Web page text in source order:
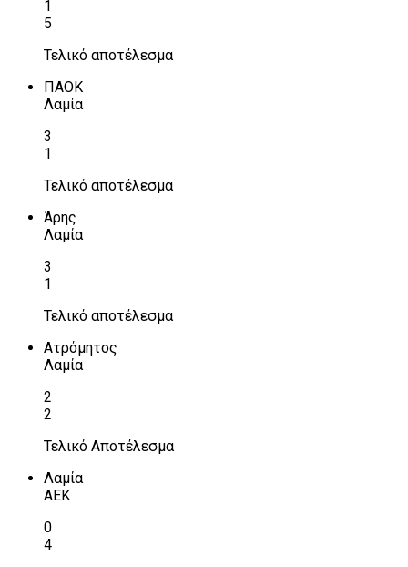
1
5
Τελικό αποτέλεσμα
ΠΑΟΚ
Λαμία
3
1
Τελικό αποτέλεσμα
Άρης
Λαμία
3
1
Τελικό αποτέλεσμα
Ατρόμητος
Λαμία
2
2
Τελικό Αποτέλεσμα
Λαμία
ΑΕΚ
0
4